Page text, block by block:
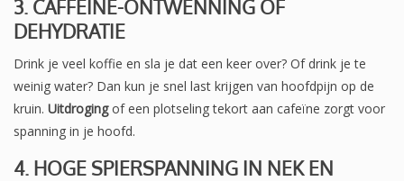
3. CAFFEINE-ONTWENNING OF
DEHYDRATIE
Drink je veel koffie en sla je dat een keer over? Of drink je te
weinig water? Dan kun je snel last krijgen van hoofdpijn op de
kruin. Uitdrogingof een plotseling tekort aan cafeïne zorgt voor
spanning in je hoofd.
4. HOGE SPIERSPANNING IN NEK EN